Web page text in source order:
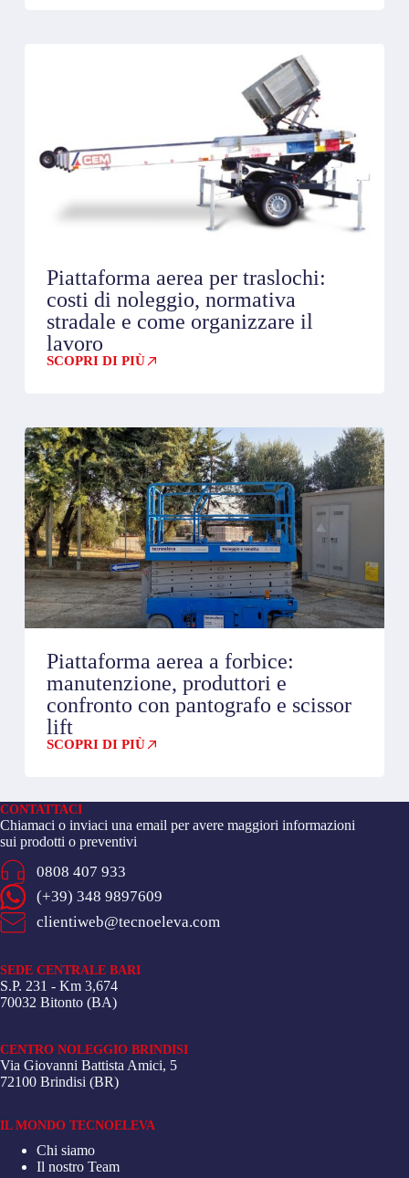
Piattaforma aerea per traslochi:
costi di noleggio, normativa
stradale e come organizzare il
lavoro
SCOPRI DI PIÙ
Piattaforma aerea a forbice:
manutenzione, produttori e
confronto con pantografo e scissor
lift
SCOPRI DI PIÙ
CONTATTACI
Chiamaci o inviaci una email per avere maggiori informazioni
sui prodotti o preventivi
0808 407 933
(+39) 348 9897609
clientiweb@tecnoeleva.com
SEDE CENTRALE BARI
S.P. 231 - Km 3,674
70032 Bitonto (BA)
CENTRO NOLEGGIO BRINDISI
Via Giovanni Battista Amici, 5
72100 Brindisi (BR)
IL MONDO TECNOELEVA
Chi siamo
Il nostro Team